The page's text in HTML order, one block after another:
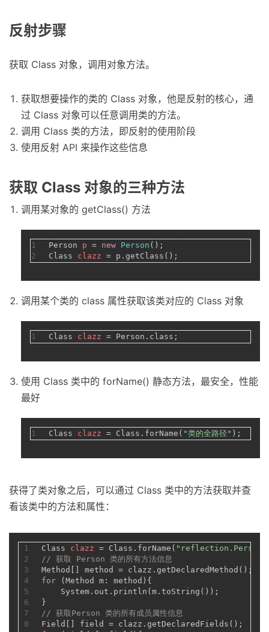
反射步骤
获取 Class 对象，调用对象方法。
获取想要操作的类的 Class 对象，他是反射的核心，通
过 Class 对象可以任意调用类的方法。
调用 Class 类的方法，即反射的使用阶段
使用反射 API 来操作这些信息
获取 Class 对象的三种方法
调用某对象的 getClass() 方法
1
2
Person p = new Person ();
Class
clazz = p.getClass();
调用某个类的 class 属性获取该类对应的 Class 对象
1 Class clazz = Person.class;
使用 Class 类中的 forName() 静态方法，最安全，性能
最好
1 Class clazz = Class.forName( "类的全路径" );
获得了类对象之后，可以通过 Class 类中的方法获取并查
看该类中的方法和属性：
1
2
3
4
5
6
7
8
Class clazz = Class.forName( "reflection.Person"
// 获取 Person 类的所有方法信息
Method[] method = clazz.getDeclaredMethod();
for (Method m: method){
    System.out.println(m.toString());
}
// 获取Person 类的所有成员属性信息
Field[] field = clazz.getDeclaredFields();